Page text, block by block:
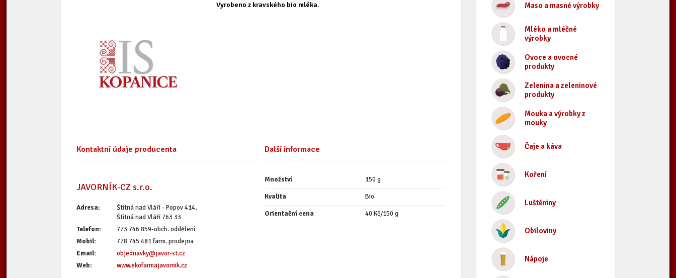
Vyrobeno z kravského bio mléka.
Kontaktní údaje producenta
JAVORNÍK-CZ s.r.o.
Adresa:
Štítná nad Vláří - Popov 414,
Štítná nad Vláří 763 33
Telefon:
773 746 859-obch. oddělení
Mobil:
778 745 481 farm. prodejna
Email:
objednavky@javor-st.cz
Web:
www.ekofarmajavornik.cz
Další informace
Množství 150 g
Kvalita Bio
Orientační cena 40 Kč/150 g
Maso a masné výrobky
Mléko a mléčné
výrobky
Ovoce a ovocné
produkty
Zelenina a zeleninové
produkty
Mouka a výrobky z
mouky
Čaje a káva
Koření
Luštěniny
Obiloviny
Nápoje